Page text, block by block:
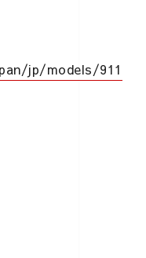
jp/models/911